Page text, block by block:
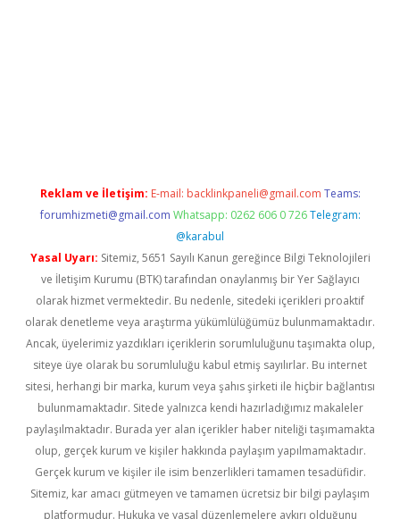
Reklam ve İletişim: E-mail: backlinkpaneli@gmail.com Teams:
forumhizmeti@gmail.com Whatsapp: 0262 606 0 726 Telegram:
@karabul
Yasal Uyarı: Sitemiz, 5651 Sayılı Kanun gereğince Bilgi Teknolojileri
ve İletişim Kurumu (BTK) tarafından onaylanmış bir Yer Sağlayıcı
olarak hizmet vermektedir. Bu nedenle, sitedeki içerikleri proaktif
olarak denetleme veya araştırma yükümlülüğümüz bulunmamaktadır.
Ancak, üyelerimiz yazdıkları içeriklerin sorumluluğunu taşımakta olup,
siteye üye olarak bu sorumluluğu kabul etmiş sayılırlar. Bu internet
sitesi, herhangi bir marka, kurum veya şahıs şirketi ile hiçbir bağlantısı
bulunmamaktadır. Sitede yalnızca kendi hazırladığımız makaleler
paylaşılmaktadır. Burada yer alan içerikler haber niteliği taşımamakta
olup, gerçek kurum ve kişiler hakkında paylaşım yapılmamaktadır.
Gerçek kurum ve kişiler ile isim benzerlikleri tamamen tesadüfidir.
Sitemiz, kar amacı gütmeyen ve tamamen ücretsiz bir bilgi paylaşım
platformudur. Hukuka ve yasal düzenlemelere aykırı olduğunu